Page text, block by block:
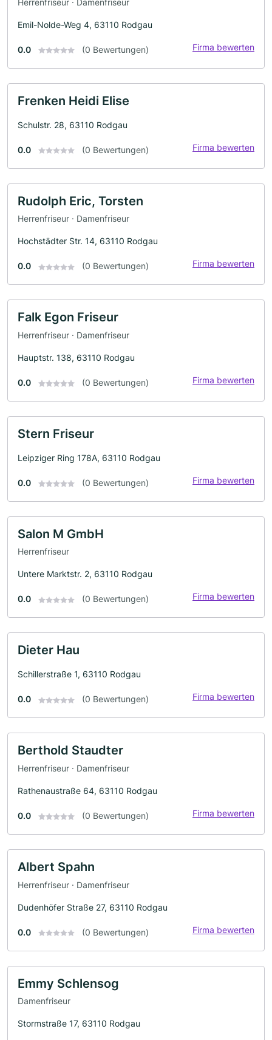
Emil-Nolde-Weg 4, 63110 Rodgau
0.0 (0 Bewertungen) Firma bewerten
Frenken Heidi Elise
Schulstr. 28, 63110 Rodgau
0.0 (0 Bewertungen) Firma bewerten
Rudolph Eric, Torsten
Herrenfriseur · Damenfriseur
Hochstädter Str. 14, 63110 Rodgau
0.0 (0 Bewertungen) Firma bewerten
Falk Egon Friseur
Herrenfriseur · Damenfriseur
Hauptstr. 138, 63110 Rodgau
0.0 (0 Bewertungen) Firma bewerten
Stern Friseur
Leipziger Ring 178A, 63110 Rodgau
0.0 (0 Bewertungen) Firma bewerten
Salon M GmbH
Herrenfriseur
Untere Marktstr. 2, 63110 Rodgau
0.0 (0 Bewertungen) Firma bewerten
Dieter Hau
Schillerstraße 1, 63110 Rodgau
0.0 (0 Bewertungen) Firma bewerten
Berthold Staudter
Herrenfriseur · Damenfriseur
Rathenaustraße 64, 63110 Rodgau
0.0 (0 Bewertungen) Firma bewerten
Albert Spahn
Herrenfriseur · Damenfriseur
Dudenhöfer Straße 27, 63110 Rodgau
0.0 (0 Bewertungen) Firma bewerten
Emmy Schlensog
Damenfriseur
Stormstraße 17, 63110 Rodgau